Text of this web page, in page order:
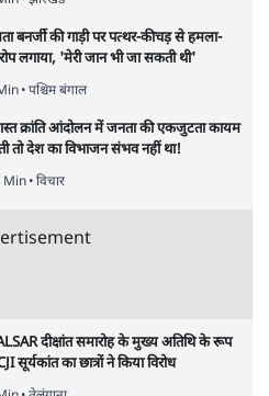
यह जानना जरूरी है कि क्या
पार्टी थी?
जा रही है कि हिन्दुत्व के मार्ग से
हुई है और बागी चाहते हैं कि
पर लौटाया जाए। बागियों का
इसी आशय की प्रतिक्रियाओं ने
रही है और बीजेपी के साथ
करती रही है।